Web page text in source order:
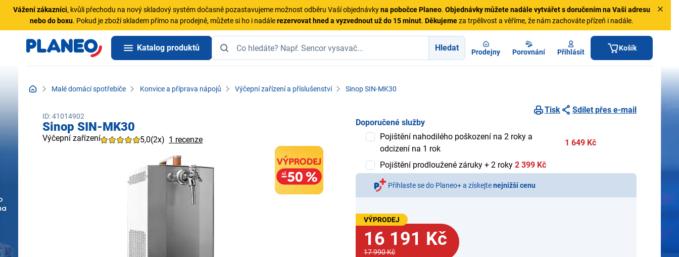
Vážení zákazníci, kvůli přechodu na nový skladový systém dočasně pozastavujeme možnost odběru Vaší objednávkyna pobočce Planeo. Objednávkymůžete nadále vytvářet s doručením na Vaši adresu
nebo do boxu. Pokud je zboží skladem přímo na prodejně, můžete si ho i nadálerezervovat hned a vyzvednout už do 15 minut. Děkujemeza trpělivost a věříme, že nám zachováte přízeň i nadále.
Katalog produktů Hledat Prodejny Porovnání Přihlásit Košík
Malé domácí spotřebiče Konvice a příprava nápojů Výčepní zařízení a příslušenství Sinop SIN-MK30
ID: 41014902
Sinop SIN-MK30
Výčepní zařízení 5,0(2x) 1 recenze
Tisk
Sdílet přes e-mail
Doporučené služby
Pojištění nahodilého poškození na 2 roky a
odcizení na 1 rok
1 649 Kč
Pojištění prodloužené záruky + 2 roky 2 399 Kč
Přihlaste se do Planeo+ a získejtenejnižší cenu
VÝPRODEJ
16 191 Kč
17 990 Kč